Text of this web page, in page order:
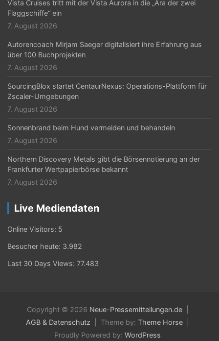
i
o
n
Vista Cruises tritt mit der Vista Aurora in die „Ära der zwei
Flaggschiffe“ ein
7. August 2026
Autorencoach Mirjam Saeger digitalisiert ihre Erfahrung aus
über 100 Buchprojekten
7. August 2026
SourcingBlox startet CentaurNexus: Operations-Plattform für
Zscaler-Umgebungen
7. August 2026
Sonnenbrand beim Hund vermeiden und behandeln
7. August 2026
Northern Discovery Metals gibt die Börsennotierung an der
Frankfurter Wertpapierbörse bekannt
7. August 2026
Live Mediendaten
Online Visitors: 5
Besucher heute: 3.982
Last 30 Days Views: 77.483
Copyright © 2026 Neue-Pressemitteilungen.de
AGB & Datenschutz
Theme by: Theme Horse
Proudly Powered by: WordPress